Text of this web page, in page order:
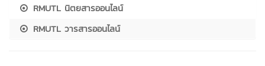
RMUTL นิตยสารออนไลน์
RMUTL วารสารออนไลน์